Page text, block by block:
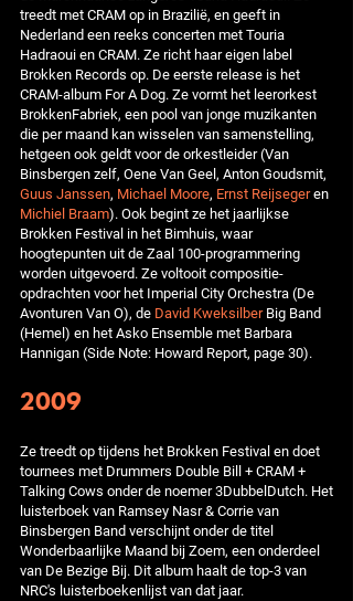
treedt met CRAM op in Brazilië, en geeft in
Nederland een reeks concerten met Touria
Hadraoui en CRAM. Ze richt haar eigen label
Brokken Records op. De eerste release is het
CRAM-album For A Dog. Ze vormt het leerorkest
BrokkenFabriek, een pool van jonge muzikanten
die per maand kan wisselen van samenstelling,
hetgeen ook geldt voor de orkestleider (Van
Binsbergen zelf, Oene Van Geel, Anton Goudsmit,
Guus Janssen, Michael Moore, Ernst Reijsegeren
Michiel Braam). Ook begint ze het jaarlijkse
Brokken Festival in het Bimhuis, waar
hoogtepunten uit de Zaal 100-programmering
worden uitgevoerd. Ze voltooit compositie-
opdrachten voor het Imperial City Orchestra (De
Avonturen Van O), de David KweksilberBig Band
(Hemel) en het Asko Ensemble met Barbara
Hannigan (Side Note: Howard Report, page 30).
2009
Ze treedt op tijdens het Brokken Festival en doet
tournees met Drummers Double Bill + CRAM +
Talking Cows onder de noemer 3DubbelDutch. Het
luisterboek van Ramsey Nasr & Corrie van
Binsbergen Band verschijnt onder de titel
Wonderbaarlijke Maand bij Zoem, een onderdeel
van De Bezige Bij. Dit album haalt de top-3 van
NRC's luisterboekenlijst van dat jaar.